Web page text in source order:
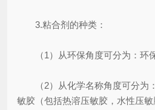
3.粘合剂的种类：
（1）从环保角度可分为：环
（2）从化学名称角度可分为
敏胶（包括热溶压敏胶，水性压